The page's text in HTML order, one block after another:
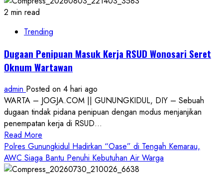
2 min read
Trending
Dugaan Penipuan Masuk Kerja RSUD Wonosari Seret
Oknum Wartawan
admin Posted on 4 hari ago
WARTA – JOGJA.COM || GUNUNGKIDUL, DIY – Sebuah
dugaan tindak pidana penipuan dengan modus menjanjikan
penempatan kerja di RSUD...
Read More
more
about
Dugaan
Polres Gunungkidul Hadirkan “Oase” di Tengah Kemarau,
AWC Siaga Bantu Penuhi Kebutuhan Air Warga